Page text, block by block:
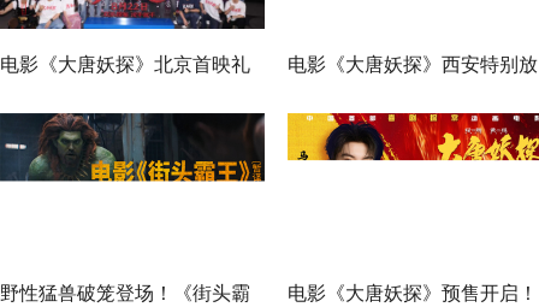
电影《大唐妖探》北京首映礼
欢乐探案获观众盛赞：“夯！”
电影《大唐妖探》西安特别放
映 开启古城合家欢奇幻冒险
野性猛兽破笼登场！《街头霸 电影《大唐妖探》预售开启！